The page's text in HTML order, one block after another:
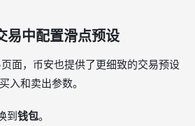
易中配置滑点预设
面，币安也提供了更细致的交易预设
入和卖出参数。
到钱包。